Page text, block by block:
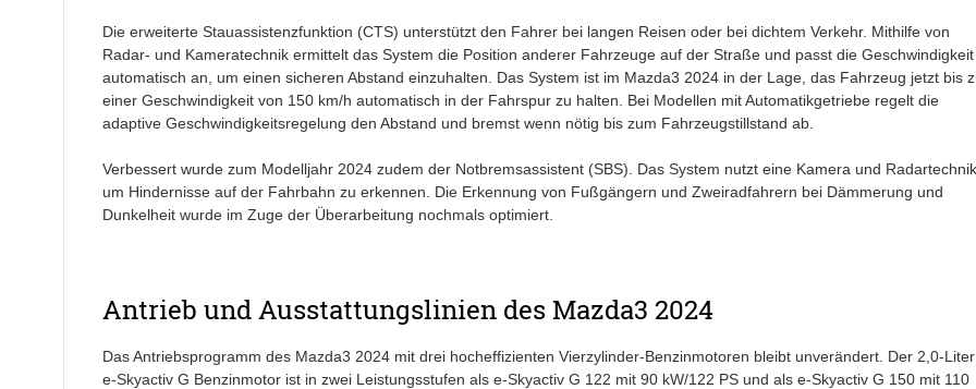
Die erweiterte Stauassistenzfunktion (CTS) unterstützt den Fahrer bei langen Reisen oder bei dichtem Verkehr. Mithilfe von
Radar- und Kameratechnik ermittelt das System die Position anderer Fahrzeuge auf der Straße und passt die Geschwindigkeit
automatisch an, um einen sicheren Abstand einzuhalten. Das System ist im Mazda3 2024 in der Lage, das Fahrzeug jetzt bis
einer Geschwindigkeit von 150 km/h automatisch in der Fahrspur zu halten. Bei Modellen mit Automatikgetriebe regelt die
adaptive Geschwindigkeitsregelung den Abstand und bremst wenn nötig bis zum Fahrzeugstillstand ab.
Verbessert wurde zum Modelljahr 2024 zudem der Notbremsassistent (SBS). Das System nutzt eine Kamera und
um Hindernisse auf der Fahrbahn zu erkennen. Die Erkennung von Fußgängern und Zweiradfahrern bei Dämmerung und
Dunkelheit wurde im Zuge der Überarbeitung nochmals optimiert.
Antrieb und Ausstattungslinien des Mazda3 2024
Das Antriebsprogramm des Mazda3 2024 mit drei hocheffizienten Vierzylinder-Benzinmotoren bleibt unverändert. Der 2,0-Liter
e-Skyactiv G Benzinmotor ist in zwei Leistungsstufen als e-Skyactiv G 122 mit 90 kW/122 PS und als e-Skyactiv G 150 mit 110